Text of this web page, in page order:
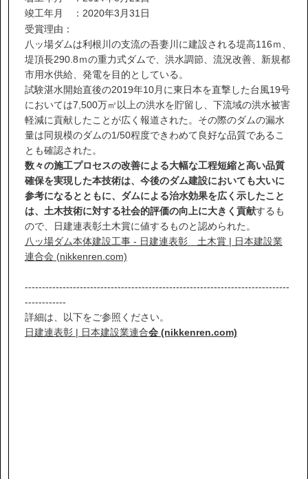
竣工年月 ：2020年3月31日
受賞理由：
八ッ場ダムは利根川の支流の吾妻川に建設される堤高116ｍ、
堤頂長290.8ｍの重力式ダムで、洪水調節、流況改善、新規都
市用水供給、発電を目的としている。
試験湛水開始直後の2019年10月に東日本を直撃した台風19号
においては7,500万㎥以上の洪水を貯留し、下流域の洪水被害
軽減に貢献したことが広く報道された。その際のダムの漏水
量は同規模のダムの1/50程度できわめて良好な品質であるこ
とも確認された。
数々の施工プロセスの改善による大幅な工程短縮と高い品質
確保を実現した本技術は、今後のダム建設においても大いに
参考になるとともに、ダムによる治水効果を広く示したこと
は、土木技術に対する社会的評価の向上に大きく貢献するも
ので、日建連表彰土木賞に値するものと認められた。
八ッ場ダム本体建設工事 - 日建連表彰 土木賞 | 日本建設業
連合会 (nikkenren.com)
-----------------------------------------------------------------------------
------------
詳細は、以下をご参照ください。
日建連表彰 | 日本建設業連合会 (nikkenren.com)